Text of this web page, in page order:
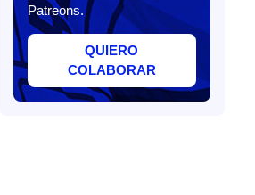
Patreons.
QUIERO
COLABORAR